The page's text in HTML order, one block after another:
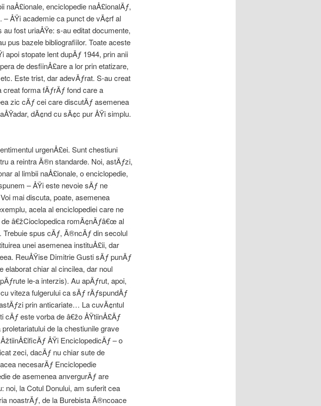
naÅ£ionale, enciclopedie naÅ£ionalÄƒ,
– ÅŸi academie ca punct de vÃ¢rf al
fost uriaÅŸe: s-au editat documente,
pus bazele bibliografiilor. Toate aceste
apoi stopate lent dupÄƒ 1944, prin anii
de desfiinÅ£are a lor prin etatizare,
Este trist, dar adevÄƒrat. S-au creat
forma fÄƒrÄƒ fond care a
zic cÄƒ cei care discutÄƒ asemenea
dÃ¢nd cu sÃ¢c pur ÅŸi simplu.
urgenÅ£ei. Sunt chestiuni
a reintra Ã®n standarde. Noi, astÄƒzi,
al limbii naÅ£ionale, o enciclopedie,
– ÅŸi este nevoie sÄƒ ne
mai discuta, poate, asemenea
acela al enciclopediei care ne
â€žCioclopedica romÃ¢nÄƒâ€œ al
spus cÄƒ, Ã®ncÄƒ din secolul
unei asemenea instituÅ£ii, dar
ReuÅŸise Dimitrie Gusti sÄƒ punÄƒ
chiar al cincilea, dar noul
le-a interzis). Au apÄƒrut, apoi,
viteza fulgerului ca sÄƒ rÄƒspundÄƒ
prin anticariate… La cuvÃ¢ntul
cÄƒ este vorba de â€žo ÅŸtiinÅ£Äƒ
de la chestiunile grave
ÅŸi EnciclopedicÄƒ – o
zeci, dacÄƒ nu chiar sute de
necesarÄƒ Enciclopedie
de asemenea anvergurÄƒ are
noi, la Cotul Donului, am suferit cea
noastrÄƒ, de la Burebista Ã®ncoace